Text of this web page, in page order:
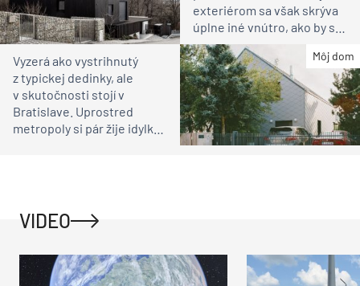
exteriérom sa však skrýva
úplne iné vnútro, ako by ste
čakali
Môj dom
Vyzerá ako vystrihnutý
z typickej dedinky, ale
v skutočnosti stojí v
Bratislave. Uprostred
metropoly si pár žije idylku
VIDEO